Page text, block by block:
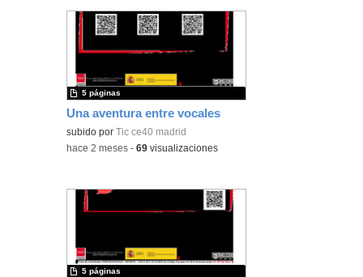
Una aventura entre vocales
subido por Tic ce40 madrid
5 páginas
-hace 2 meses -69 visualizaciones
5 páginas